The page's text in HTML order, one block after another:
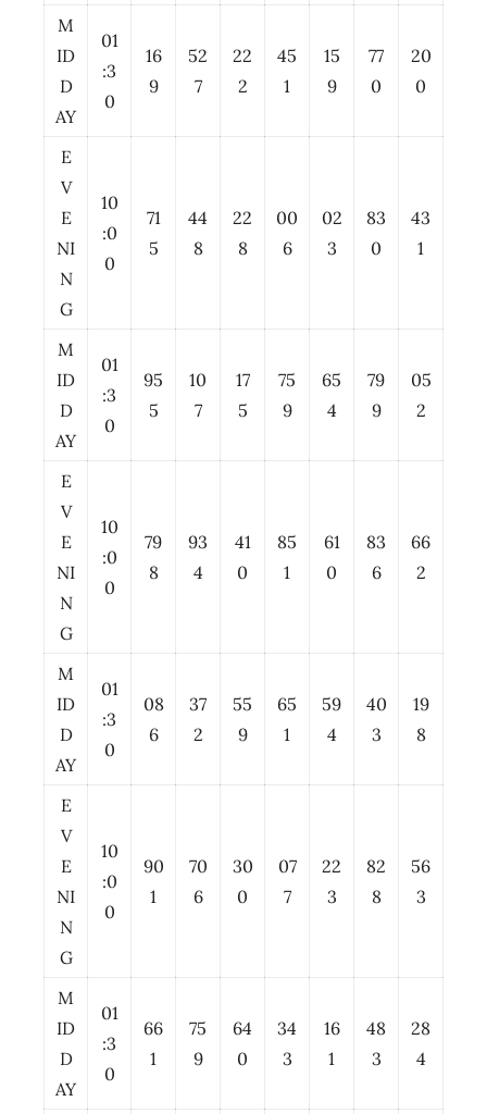
M
ID
D
AY
01
:3
0
16
9
52
7
22
2
45
1
15
9
77
0
20
0
E
V
E
NI
N
G
10
:0
0
71
5
44
8
22
8
00
6
02
3
83
0
43
1
M
ID
D
AY
01
:3
0
95
5
10
7
17
5
75
9
65
4
79
9
05
2
E
V
E
NI
N
G
10
:0
0
79
8
93
4
41
0
85
1
61
0
83
6
66
2
M
ID
D
AY
01
:3
0
08
6
37
2
55
9
65
1
59
4
40
3
19
8
E
V
E
NI
N
G
10
:0
0
90
1
70
6
30
0
07
7
22
3
82
8
56
3
M
ID
D
AY
01
:3
0
66
1
75
9
64
0
34
3
16
1
48
3
28
4